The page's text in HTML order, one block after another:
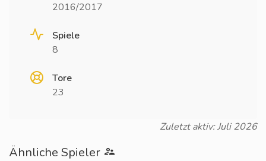
2016/2017
Spiele
8
Tore
23
Zuletzt aktiv: Juli 2026
Ähnliche Spieler